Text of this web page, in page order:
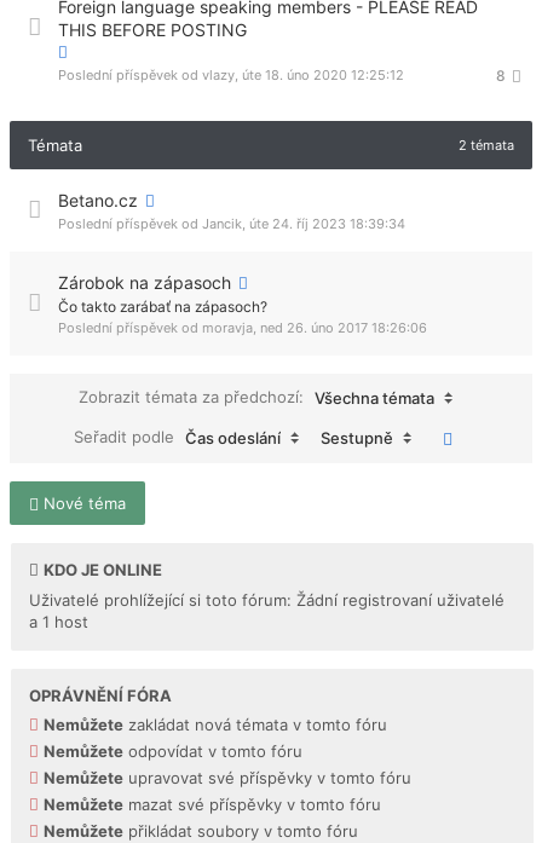
Foreign language speaking members - PLEASE READ
THIS BEFORE POSTING
8
Poslední příspěvek od vlazy, úte 18. úno 2020 12:25:12
Témata 2 témata
Betano.cz
Poslední příspěvek od Jancik, úte 24. říj 2023 18:39:34
Zárobok na zápasoch
Čo takto zarábať na zápasoch?
Poslední příspěvek od moravja, ned 26. úno 2017 18:26:06
Zobrazit témata za předchozí:
Všechna témata
Seřadit podle
Čas odeslání Sestupně
Nové téma
KDO JE ONLINE
Uživatelé prohlížející si toto fórum: Žádní registrovaní uživatelé
a 1 host
OPRÁVNĚNÍ FÓRA
Nemůžete zakládat nová témata v tomto fóru
Nemůžete odpovídat v tomto fóru
Nemůžete upravovat své příspěvky v tomto fóru
Nemůžete mazat své příspěvky v tomto fóru
Nemůžete přikládat soubory v tomto fóru